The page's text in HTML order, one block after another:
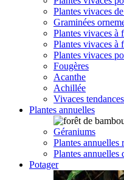
Plantes vivaces
Graminées
Plantes vivaces à
Plantes vivaces à
Plantes vivaces
Fougères
Acanthe
Achillée
Vivaces
Plantes annuelles
Géraniums
Plantes annuelles
Plantes annuelles
Potager